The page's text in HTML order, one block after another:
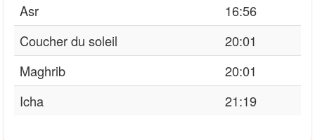
Asr
16:56
Coucher du soleil
20:01
Maghrib
20:01
Icha
21:19